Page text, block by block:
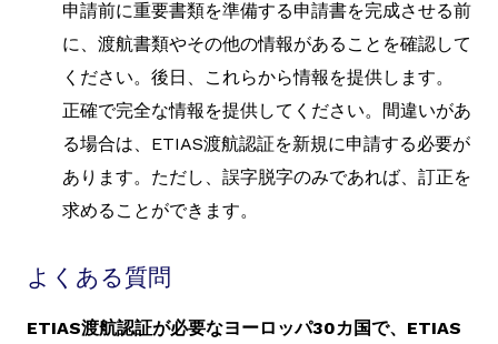
申請前に重要書類を準備する申請書を完成させる前
に、渡航書類やその他の情報があることを確認して
ください。後日、これらから情報を提供します。
正確で完全な情報を提供してください。間違いがあ
る場合は、ETIAS渡航認証を新規に申請する必要が
あります。ただし、誤字脱字のみであれば、訂正を
求めることができます。
よくある質問
ETIAS渡航認証が必要なヨーロッパ30カ国で、ETIAS